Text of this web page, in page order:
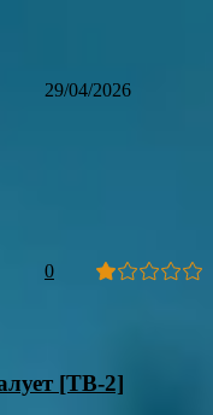
29/04/2026
0
[ТВ-2]